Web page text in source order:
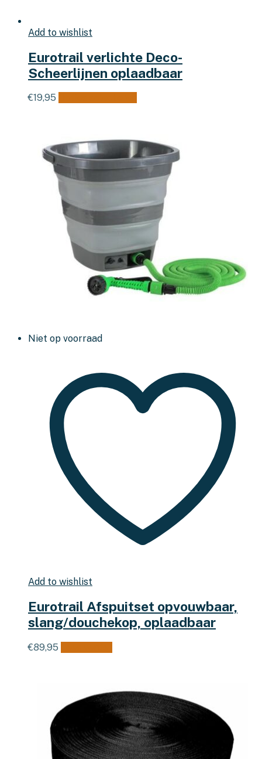
Add to wishlist
Eurotrail verlichte Deco-
Scheerlijnen oplaadbaar
€19,95
variaties.
Deze
optie
kan
worden
op
de
Niet op voorraad
Add to wishlist
Eurotrail Afspuitset opvouwbaar,
slang/douchekop, oplaadbaar
€89,95